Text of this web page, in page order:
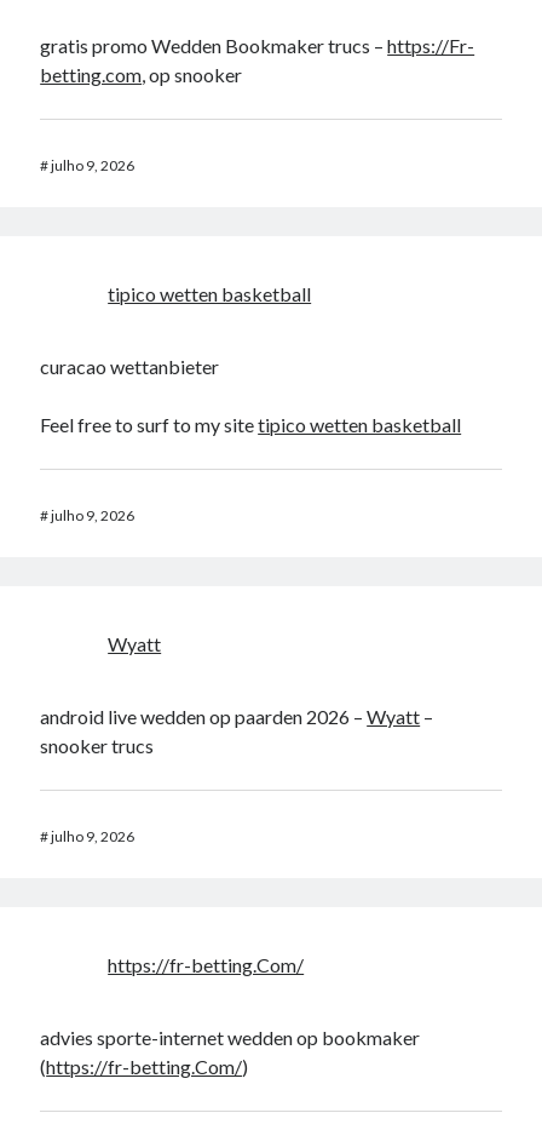
gratis promo Wedden Bookmaker trucs –https://Fr-
betting.com, op snooker
#julho 9, 2026
tipico wetten basketball
curacao wettanbieter
Feel free to surf to my sitetipico wetten basketball
#julho 9, 2026
Wyatt
android live wedden op paarden 2026 –Wyatt –
snooker trucs
#julho 9, 2026
https://fr-betting.Com/
advies sporte-internet wedden op bookmaker
(https://fr-betting.Com/)